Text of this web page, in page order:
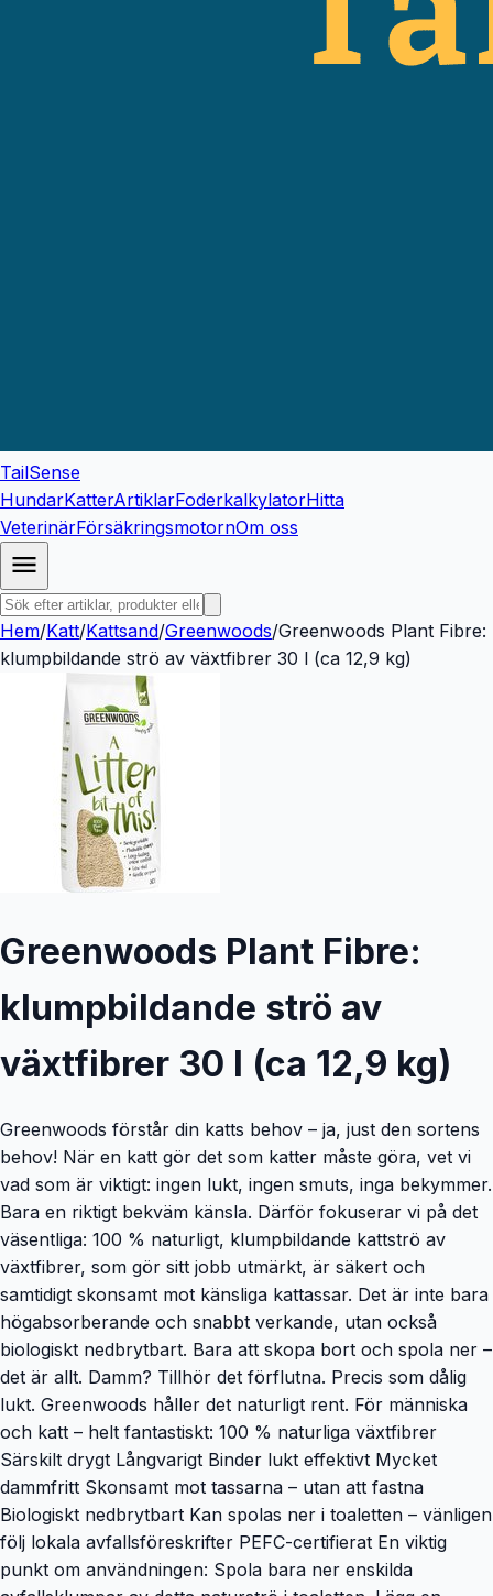
TailSense
HundarKatterArtiklarFoderkalkylatorHitta
VeterinärFörsäkringsmotornOm oss
Hem/Katt/Kattsand/Greenwoods/Greenwoods Plant Fibre:
klumpbildande strö av växtfibrer 30 l (ca 12,9 kg)
Greenwoods Plant Fibre:
klumpbildande strö av
växtfibrer 30 l (ca 12,9 kg)
Greenwoods förstår din katts behov – ja, just den sortens
behov! När en katt gör det som katter måste göra, vet vi
vad som är viktigt: ingen lukt, ingen smuts, inga bekymmer.
Bara en riktigt bekväm känsla. Därför fokuserar vi på det
väsentliga: 100 % naturligt, klumpbildande kattströ av
växtfibrer, som gör sitt jobb utmärkt, är säkert och
samtidigt skonsamt mot känsliga kattassar. Det är inte bara
högabsorberande och snabbt verkande, utan också
biologiskt nedbrytbart. Bara att skopa bort och spola ner –
det är allt. Damm? Tillhör det förflutna. Precis som dålig
lukt. Greenwoods håller det naturligt rent. För människa
och katt – helt fantastiskt: 100 % naturliga växtfibrer
Särskilt drygt Långvarigt Binder lukt effektivt Mycket
dammfritt Skonsamt mot tassarna – utan att fastna
Biologiskt nedbrytbart Kan spolas ner i toaletten – vänligen
följ lokala avfallsföreskrifter PEFC-certifierat En viktig
punkt om användningen: Spola bara ner enskilda